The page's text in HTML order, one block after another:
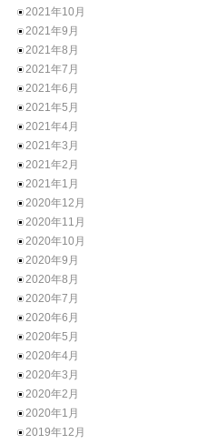
2021年10月
2021年9月
2021年8月
2021年7月
2021年6月
2021年5月
2021年4月
2021年3月
2021年2月
2021年1月
2020年12月
2020年11月
2020年10月
2020年9月
2020年8月
2020年7月
2020年6月
2020年5月
2020年4月
2020年3月
2020年2月
2020年1月
2019年12月